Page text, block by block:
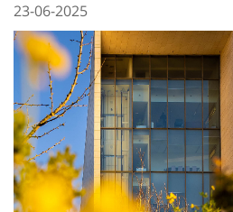
23-06-2025